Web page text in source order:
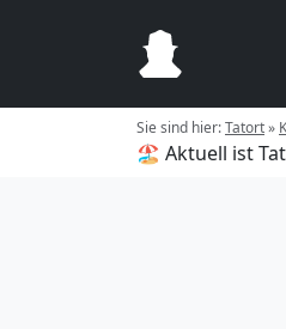
Sie sind hier:Tatort»
🏖️ Aktuell ist